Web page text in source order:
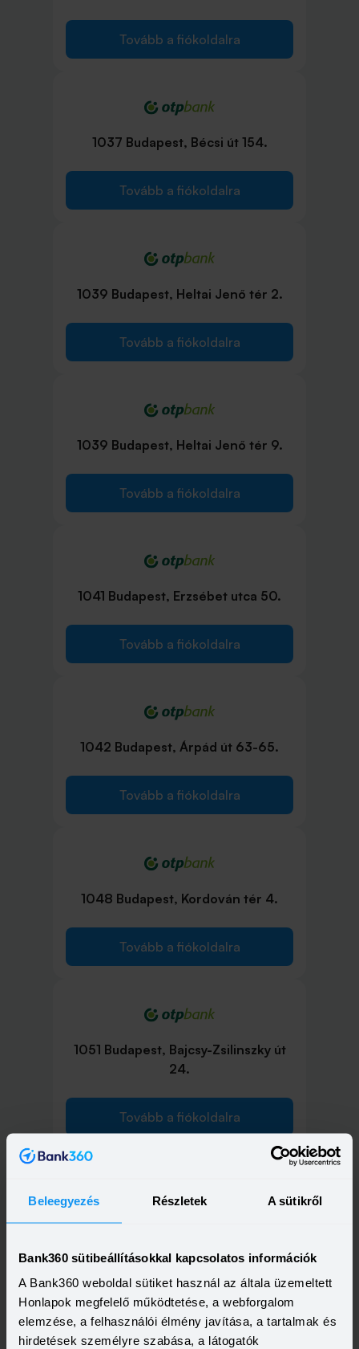
Beleegyezés Részletek A sütikről
Bank360 sütibeállításokkal kapcsolatos információk
A Bank360 weboldal sütiket használ az általa üzemeltett
Honlapok megfelelő működtetése, a webforgalom
elemzése, a felhasználói élmény javítása, a tartalmak és
hirdetések személyre szabása, a látogatók
Tovább a fiókoldalra
1037 Budapest, Bécsi út 154.
Tovább a fiókoldalra
1039 Budapest, Heltai Jenő tér 2.
Tovább a fiókoldalra
1039 Budapest, Heltai Jenő tér 9.
Tovább a fiókoldalra
1041 Budapest, Erzsébet utca 50.
Tovább a fiókoldalra
1042 Budapest, Árpád út 63-65.
Tovább a fiókoldalra
1048 Budapest, Kordován tér 4.
Tovább a fiókoldalra
1051 Budapest, Bajcsy-Zsilinszky út
24.
Tovább a fiókoldalra
1051 Budapest, Nádor utca 16.
Tovább a fiókoldalra